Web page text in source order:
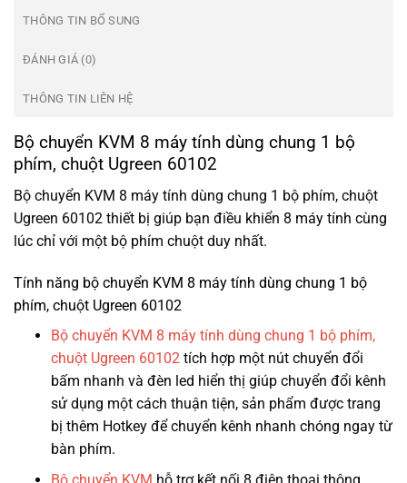
THÔNG TIN BỔ SUNG
ĐÁNH GIÁ (0)
THÔNG TIN LIÊN HỆ
Bộ chuyển KVM 8 máy tính dùng chung 1 bộ
phím, chuột Ugreen 60102
Bộ chuyển KVM 8 máy tính dùng chung 1 bộ phím, chuột
Ugreen 60102 thiết bị giúp bạn điều khiển 8 máy tính cùng
lúc chỉ với một bộ phím chuột duy nhất.
Tính năng bộ chuyển KVM 8 máy tính dùng chung 1 bộ
phím, chuột Ugreen 60102
Bộ chuyển KVM 8 máy tính dùng chung 1 bộ phím,
chuột Ugreen 60102tích hợp một nút chuyển đổi
bấm nhanh và đèn led hiển thị giúp chuyển đổi kênh
sử dụng một cách thuận tiện, sản phẩm được trang
bị thêm Hotkey để chuyển kênh nhanh chóng ngay từ
bàn phím.